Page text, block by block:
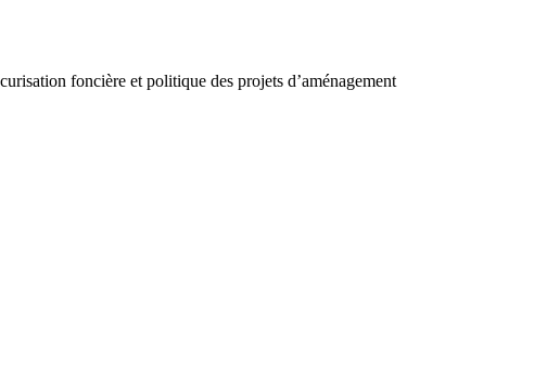
foncière et politique des projets d’aménagement